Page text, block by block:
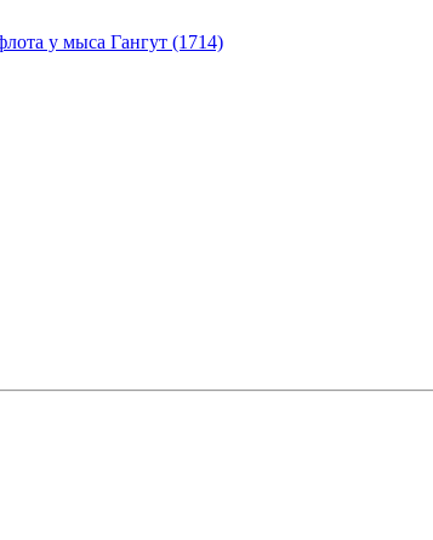
у мыса Гангут (1714)